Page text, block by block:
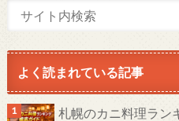
よく読まれている記事
札幌のカニ料理ラン